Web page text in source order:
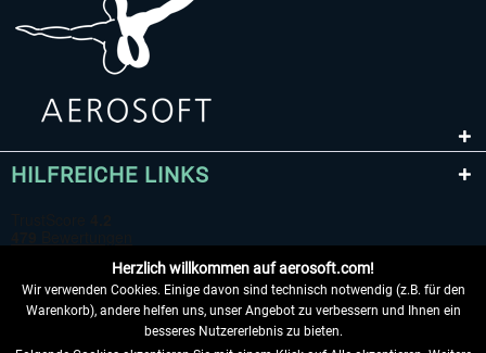
HILFREICHE LINKS
Herzlich willkommen auf aerosoft.com!
Wir verwenden Cookies. Einige davon sind technisch notwendig (z.B. für den
Warenkorb), andere helfen uns, unser Angebot zu verbessern und Ihnen ein
besseres Nutzererlebnis zu bieten.